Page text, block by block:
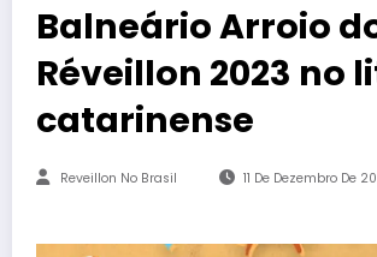
Balneário Arroio
Réveillon 2023 no
catarinense
Reveillon No Brasil 11 De Dezembro De